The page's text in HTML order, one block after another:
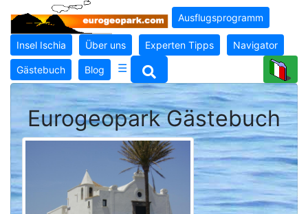
Ausflugsprogramm
Insel Ischia Über uns Experten Tipps Navigator
Gästebuch Blog ☰
Eurogeopark Gästebuch